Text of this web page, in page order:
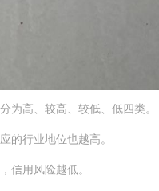
高、较高、较低、低四类。
行业地位也越高。
用风险越低。